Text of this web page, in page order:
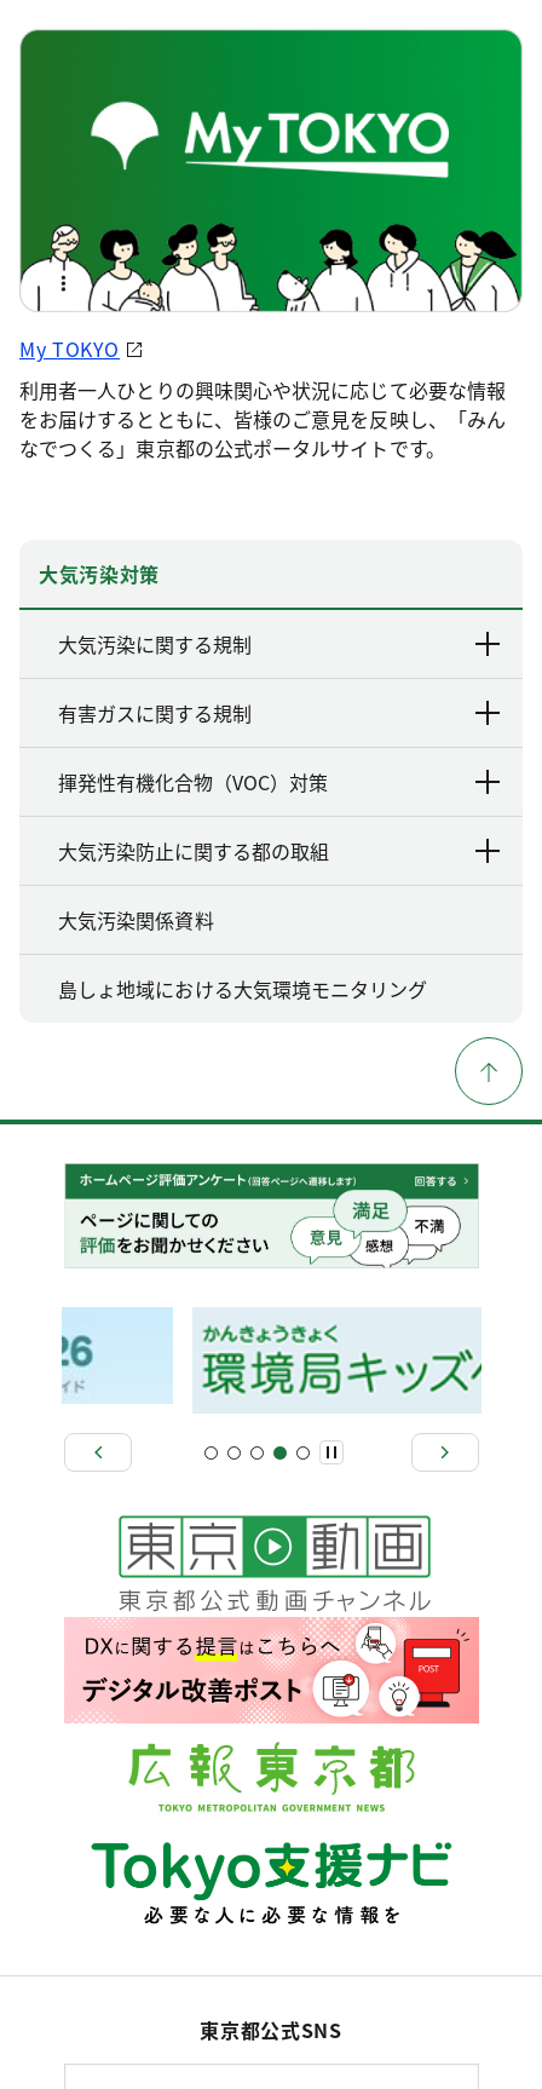
My TOKYO
利用者一人ひとりの興味関心や状況に応じて必要な情報
をお届けするとともに、皆様のご意見を反映し、「みん
なでつくる」東京都の公式ポータルサイトです。
大気汚染対策
大気汚染に関する規制
有害ガスに関する規制
揮発性有機化合物（VOC）対策
大気汚染防止に関する都の取組
大気汚染関係資料
島しょ地域における大気環境モニタリング
東京都公式SNS